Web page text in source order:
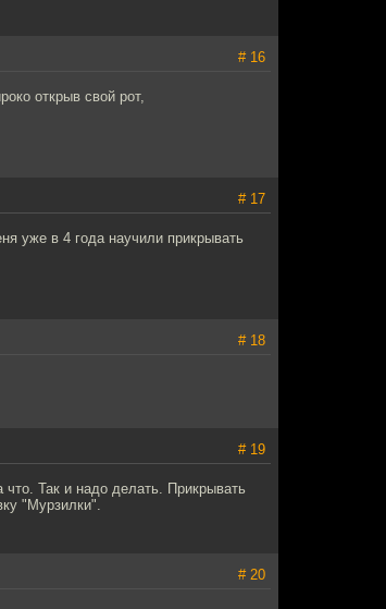
# 16
открыв свой рот,
# 17
уже в 4 года научили прикрывать
# 18
# 19
Так и надо делать. Прикрывать
"Мурзилки".
# 20